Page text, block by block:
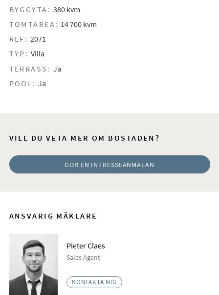
BYGGYTA: 380 kvm
TOMTAREA: 14 700 kvm
REF: 2071
TYP: Villa
TERRASS: Ja
POOL: Ja
VILL DU VETA MER OM BOSTADEN?
GÖR EN INTRESSEANMÄLAN
ANSVARIG MÄKLARE
Pieter Claes
Sales Agent
KONTAKTA MIG